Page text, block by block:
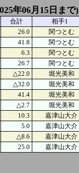
年06月15日まで)
合計 相手1
26.0 関つとむ
41.8 関つとむ
6.3 関つとむ
26.7 関つとむ
△22.0 堀光美和
△32.0 堀光美和
41.4 堀光美和
△2.7 堀光美和
10.3 嘉津山大介
5.0 嘉津山大介
△8.6 嘉津山大介
25.0 嘉津山大介